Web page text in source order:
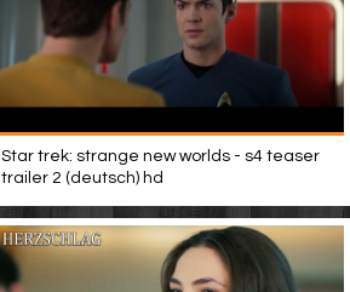
Star trek: strange new worlds - s4 teaser
trailer 2 (deutsch) hd